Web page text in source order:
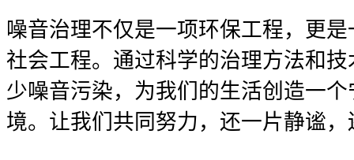
噪音治理不仅是一项环保工程，更
社会工程。通过科学的治理方法和
少噪音污染，为我们的生活创造一
境。让我们共同努力，还一片静谧